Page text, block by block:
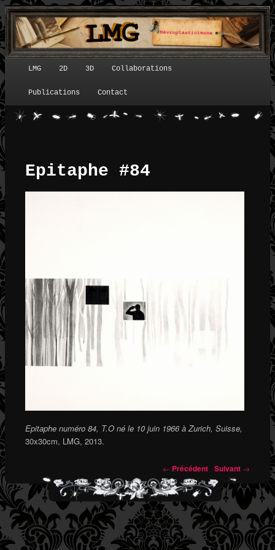
Menu principal
LMG 2D 3D Collaborations
Publications Contact
Epitaphe #84
Epitaphe numéro 84, T.O né le 10 juin 1966 à Zurich, Suisse,
30x30cm, LMG, 2013.
← Précédent Suivant →